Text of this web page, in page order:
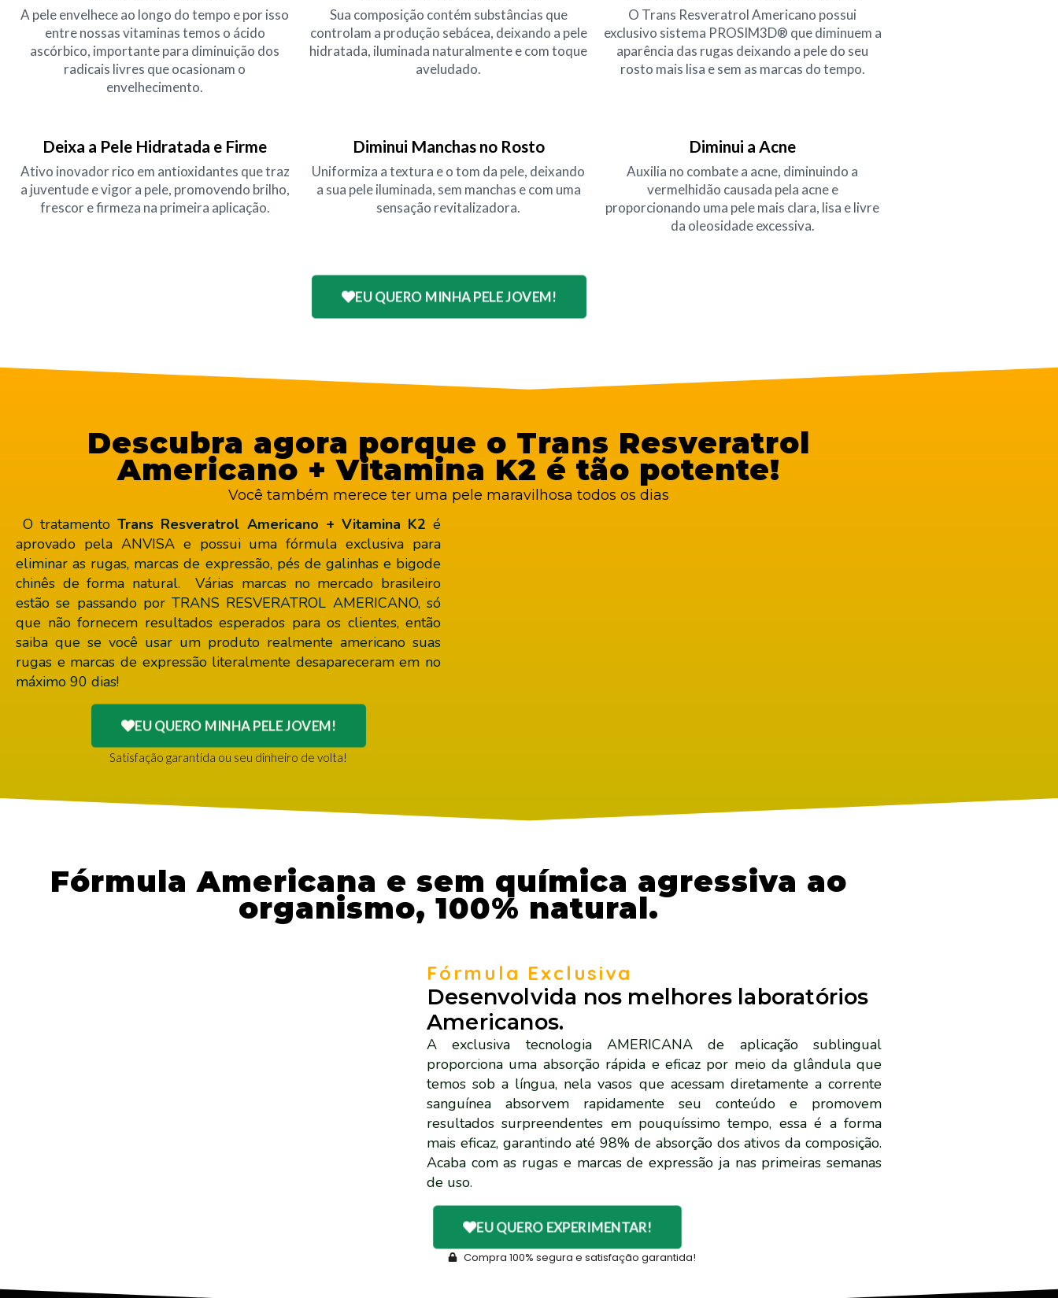
A pele envelhece ao longo do tempo e por isso
entre nossas vitaminas temos o ácido
ascórbico, importante para diminuição dos
radicais livres que ocasionam o
envelhecimento.
Sua composição contém substâncias que
controlam a produção sebácea, deixando a pele
hidratada, iluminada naturalmente e com toque
aveludado.
O Trans Resveratrol Americano possui
exclusivo sistema PROSIM3D® que diminuem a
aparência das rugas deixando a pele do seu
rosto mais lisa e sem as marcas do tempo.
Deixa a Pele Hidratada e Firme
Ativo inovador rico em antioxidantes que traz
a juventude e vigor a pele, promovendo brilho,
frescor e firmeza na primeira aplicação.
Diminui Manchas no Rosto
Uniformiza a textura e o tom da pele, deixando
a sua pele iluminada, sem manchas e com uma
sensação revitalizadora.
Diminui a Acne
Auxilia no combate a acne, diminuindo a
vermelhidão causada pela acne e
proporcionando uma pele mais clara, lisa e livre
da oleosidade excessiva.
EU QUERO MINHA PELE JOVEM!
Descubra agora porque o Trans Resveratrol
Americano + Vitamina K2 é tão potente!
Você também merece ter uma pele maravilhosa todos os dias
O tratamentoTrans Resveratrol Americano + Vitamina K2 é
aprovado pela ANVISA e possui uma fórmula exclusiva para
eliminar as rugas, marcas de expressão, pés de galinhas e bigode
chinês de forma natural. Várias marcas no mercado brasileiro
estão se passando por TRANS RESVERATROL AMERICANO, só
que não fornecem resultados esperados para os clientes, então
saiba que se você usar um produto realmente americano suas
rugas e marcas de expressão literalmente desapareceram em no
máximo 90 dias!
EU QUERO MINHA PELE JOVEM!
Satisfação garantida ou seu dinheiro de volta!
Fórmula Americana e sem química agressiva ao
organismo, 100% natural.
Fórmula Exclusiva
Desenvolvida nos melhores laboratórios
Americanos.
A exclusiva tecnologia AMERICANA de aplicação sublingual
proporciona uma absorção rápida e eficaz por meio da glândula que
temos sob a língua, nela vasos que acessam diretamente a corrente
sanguínea absorvem rapidamente seu conteúdo e promovem
resultados surpreendentes em pouquíssimo tempo, essa é a forma
mais eficaz, garantindo até 98% de absorção dos ativos da composição.
Acaba com as rugas e marcas de expressão ja nas primeiras semanas
de uso.
EU QUERO EXPERIMENTAR!
Compra 100% segura e satisfação garantida!